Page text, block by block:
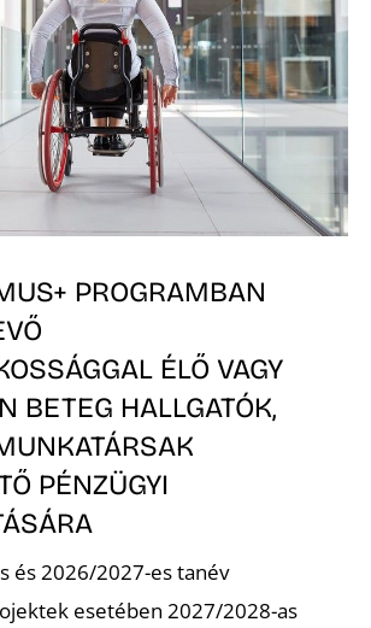
PROGRAMBAN
ÉLŐ VAGY
BETEG HALLGATÓK,
PÉNZÜGYI
és 2026/2027-es tanév
esetében 2027/2028-as